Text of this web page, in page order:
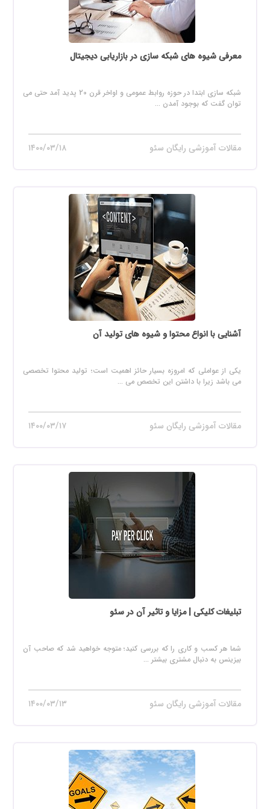
معرفی شیوه های شبکه سازی در بازاریابی دیجیتال
شبکه سازی ابتدا در حوزه روابط عمومی و اواخر قرن 20 پدید آمد حتی می
توان گفت که بوجود آمدن ...
مقالات آموزشی رایگان سئو ۱۴۰۰/۰۳/۱۸
آشنایی با انواع محتوا و شیوه های تولید آن
یکی از عواملی که امروزه بسیار حائز اهمیت است؛ تولید محتوا تخصصی
می باشد زیرا با داشتن این تخصص می ...
مقالات آموزشی رایگان سئو ۱۴۰۰/۰۳/۱۷
تبلیغات کلیکی | مزایا و تاثیر آن در سئو
شما هر کسب و کاری را که بررسی کنید؛ متوجه خواهید شد که صاحب آن
بیزینس به دنبال مشتری بیشتر ...
مقالات آموزشی رایگان سئو ۱۴۰۰/۰۳/۱۳